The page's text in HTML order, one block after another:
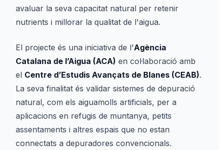
avaluar la seva capacitat natural per retenir
nutrients i millorar la qualitat de l'aigua.
El projecte és una iniciativa de l'Agència
Catalana de l’Aigua (ACA) en col·laboració amb
el Centre d’Estudis Avançats de Blanes (CEAB).
La seva finalitat és validar sistemes de depuració
natural, com els aiguamolls artificials, per a
aplicacions en refugis de muntanya, petits
assentaments i altres espais que no estan
connectats a depuradores convencionals.